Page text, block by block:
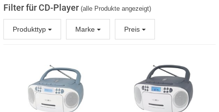
Filter für CD-Player (alle Produkte angezeigt)
Produkttyp Marke Preis